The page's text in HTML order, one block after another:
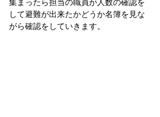
して避難が出来たかどうか名簿を見な
がら確認をしていきます。